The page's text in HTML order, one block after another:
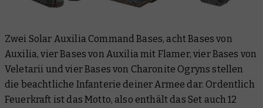
Zwei Solar Auxilia Command Bases, acht Bases von
Auxilia, vier Bases von Auxilia mit Flamer, vier Bases von
Veletarii und vier Bases von Charonite Ogryns stellen
die beachtliche Infanterie deiner Armee dar. Ordentlich
Feuerkraft ist das Motto, also enthält das Set auch 12